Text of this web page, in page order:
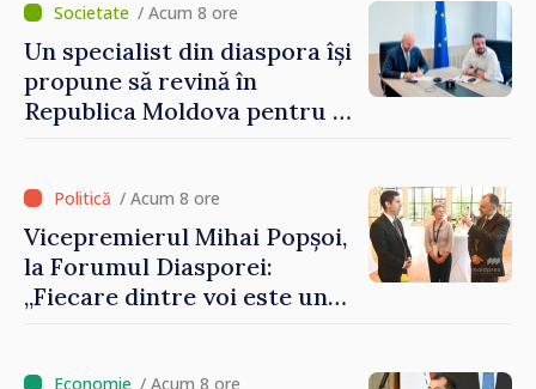
/ Acum 8 ore
Un specialist din diaspora își
propune să revină în
Republica Moldova pentru a
/ Acum 8 ore
Vicepremierul Mihai Popșoi,
la Forumul Diasporei:
„Fiecare dintre voi este un
/ Acum 8 ore